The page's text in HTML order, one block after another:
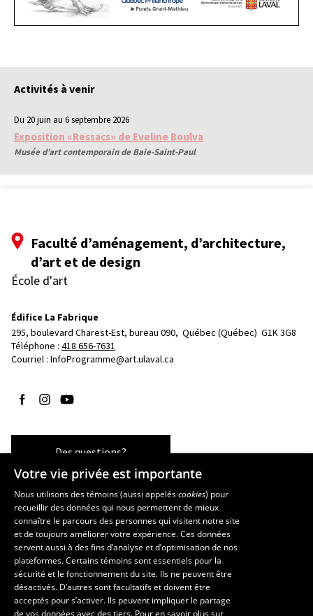
Activités à venir
Du 20 juin au 6 septembre 2026
Exposition «Ressacs» de Eveline Boulva
Musée d’art contemporain de Baie-Saint-Paul
Faculté d’aménagement, d’architecture,
d’art et de design
École d'art
Édifice La Fabrique
295, boulevard Charest-Est, bureau 090, Québec (Québec)  G1K 3G8
Téléphone : 418 656-7631
Courriel : InfoProgramme@art.ulaval.ca
Suivez-nous sur Facebook
Suivez-nous sur Instagram
Suivez-nous sur YouTube
Des questions?
Les écoles et la recherche
École supérieure d’aménagement du territoire et de développement
régional
École d’architecture
École de design
Centre de recherche en aménagement et développement
Votre vie privée est importante
Nous utilisons des témoins (aussi appeléscookies) pour
recueillir des données qui nous permettent de mieux
connaître le parcours des personnes qui visitent notre site
et de toujours améliorer votre expérience. Ces données
servent aussi à des fins d’analyse et d’optimisation de nos
plateformes. Certains témoins sont essentiels pour la
sécurité et le fonctionnement du site. Ils ne peuvent être
désactivés. D’autres sont facultatifs et doivent être
acceptés pour s’activer. Ils peuvent impliquer le partage
de vos données avec des tiers. Pour en savoir plus sur